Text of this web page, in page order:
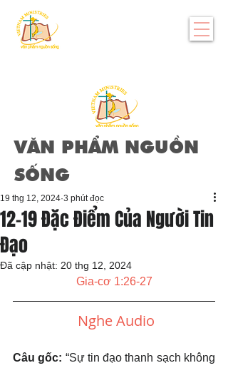
VĂN PHẨM NGUỒN
SỐNG
12-19 Đặc Điểm Của Người Tin
Đạo
19 thg 12, 2024 3 phút đọc
Đã cập nhật: 20 thg 12, 2024
Gia-cơ 1:26-27
Nghe Audio
Câu gốc: “Sự tin đạo thanh sạch không